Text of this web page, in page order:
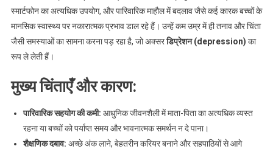
स्मार्टफोन का अत्यधिक उपयोग, और पारिवारिक माहौल में बदलाव जैसे कई कारक बच्चों के
मानसिक स्वास्थ्य पर नकारात्मक प्रभाव डाल रहे हैं। उन्हें कम उम्र में ही तनाव और चिंता
जैसी समस्याओं का सामना करना पड़ रहा है, जो अक्सरडिप्रेशन (depression) का
रूप ले लेती हैं।
मुख्य चिंताएँ और कारण:
पारिवारिक सहयोग की कमी: आधुनिक जीवनशैली में माता-पिता का अत्यधिक व्यस्त
रहना या बच्चों को पर्याप्त समय और भावनात्मक समर्थन न दे पाना।
शैक्षणिक दबाव: अच्छे अंक लाने, बेहतरीन करियर बनाने और सहपाठियों से आगे